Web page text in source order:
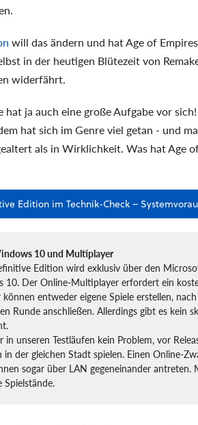
will das ändern und hat Age of
in der heutigen Blütezeit von
widerfährt.
hat ja auch eine große Aufgabe vor
hat sich im Genre viel getan - und
als in Wirklichkeit. Was hat Age
Edition im Technik-Check –
10 und Multiplayer
Edition wird exklusiv über den
10. Der Online-Multiplayer erfordert ein
entweder eigene Spiele erstellen,
Runde anschließen. Allerdings gibt es kein
in unseren Testläufen kein Problem, vor
in der gleichen Stadt spielen. Einen Online-
sogar über LAN gegeneinander
Spielstände.